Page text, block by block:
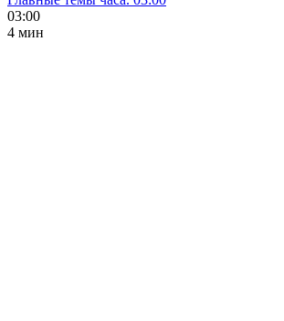
03:00
4 мин